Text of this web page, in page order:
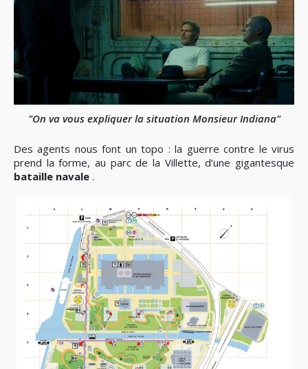
"On va vous expliquer la situation Monsieur Indiana"
Des agents nous font un topo : la guerre contre le virus
prend la forme, au parc de la Villette, d’une gigantesque
bataille navale .